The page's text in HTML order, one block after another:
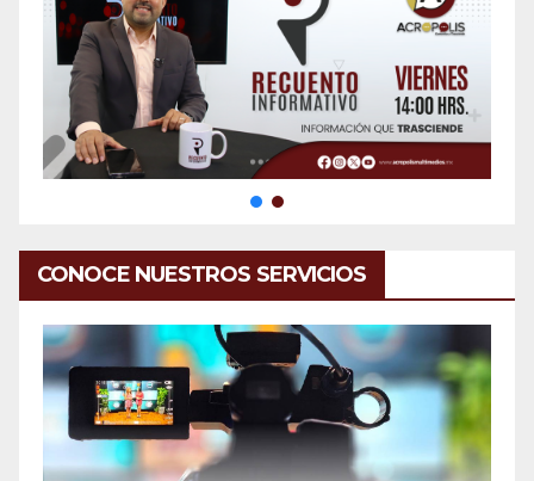
CONOCE NUESTROS SERVICIOS